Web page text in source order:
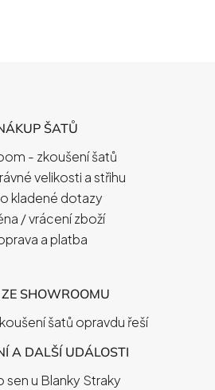
ŠATŮ
- zkoušení šatů
velikosti a střihu
kladené dotazy
/ vrácení zboží
a platba
SHOWROOMU
šatů opravdu řeší
A DALŠÍ UDÁLOSTI
sen u Blanky Straky